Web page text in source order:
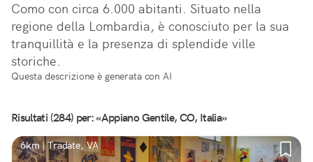
Como con circa 6.000 abitanti. Situato nella
regione della Lombardia, è conosciuto per la sua
tranquillità e la presenza di splendide ville
storiche.
Questa descrizione è generata con AI
Risultati (284) per: «Appiano Gentile, CO, Italia»
6km | Tradate, VA